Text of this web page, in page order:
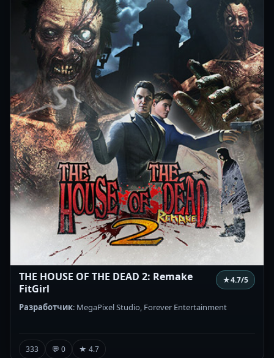
THE HOUSE OF THE DEAD 2: Remake
FitGirl
★4.7/5
Разработчик: MegaPixel Studio, Forever Entertainment
333 💬 0 ★ 4.7